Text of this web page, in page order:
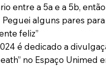
entre a 5a e a 5b,
alguns pares
feliz”
é dedicado a
no Espaço Unimed